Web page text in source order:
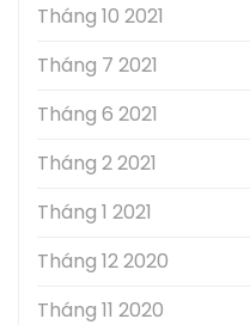
Tháng 10 2021
Tháng 7 2021
Tháng 6 2021
Tháng 2 2021
Tháng 1 2021
Tháng 12 2020
Tháng 11 2020